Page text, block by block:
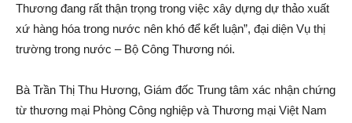
Thương đang rất thận trọng trong việc xây dựng dự thảo xuất
xứ hàng hóa trong nước nên khó để kết luận”, đại diện Vụ thị
trường trong nước – Bộ Công Thương nói.
Bà Trần Thị Thu Hương, Giám đốc Trung tâm xác nhận chứng
từ thương mại Phòng Công nghiệp và Thương mại Việt Nam